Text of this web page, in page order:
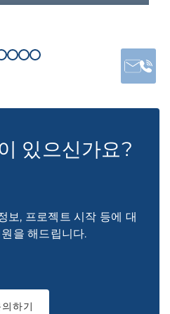
있으신가요?
보, 프로젝트 시작 등에 대
을 해드립니다.
의하기